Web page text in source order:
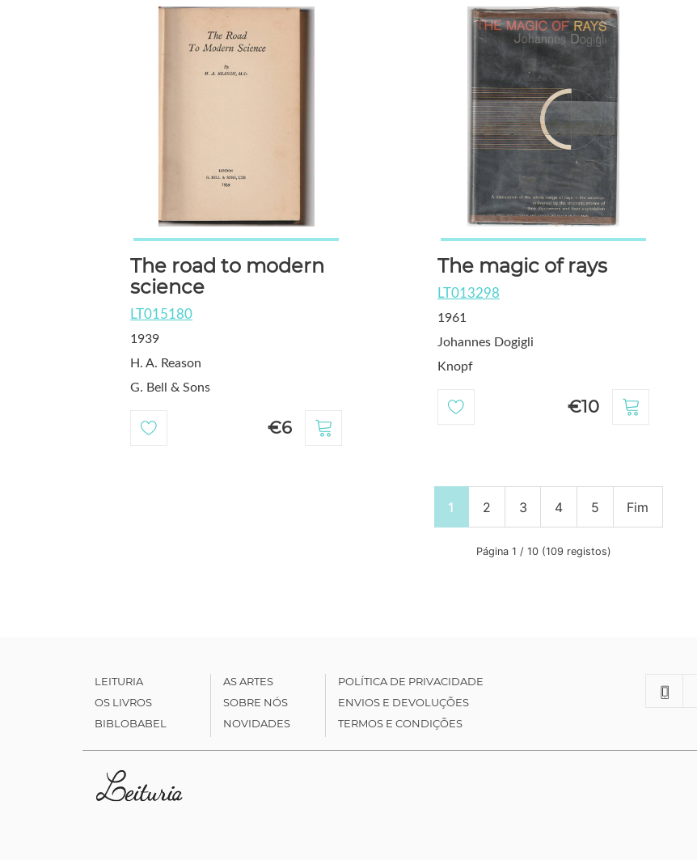
The road to modern
science
LT015180
1939
H. A. Reason
G. Bell & Sons
€6
The magic of rays
LT013298
1961
Johannes Dogigli
Knopf
€10
1 2 3 4 5 Fim
Página 1 / 10 (109 registos)
LEITURIA
OS LIVROS
BIBLOBABEL
AS ARTES
SOBRE NÓS
NOVIDADES
POLÍTICA DE PRIVACIDADE
ENVIOS E DEVOLUÇÕES
TERMOS E CONDIÇÕES